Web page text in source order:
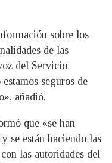
sobre los
de las
del Servicio
seguros de
añadió.
que «se han
se están haciendo las
las autoridades del